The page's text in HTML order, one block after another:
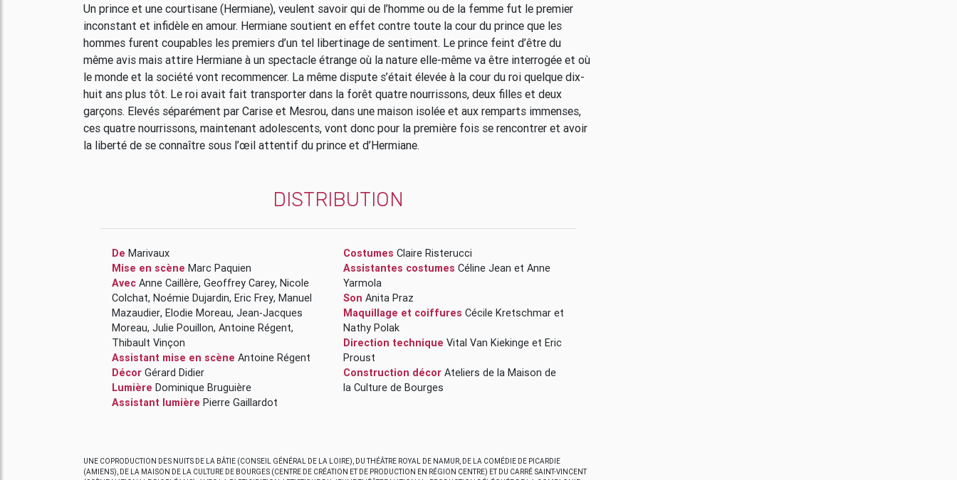
Un prince et une courtisane (Hermiane), veulent savoir qui de l’homme ou de la femme fut le premier
inconstant et infidèle en amour. Hermiane soutient en effet contre toute la cour du prince que les
hommes furent coupables les premiers d’un tel libertinage de sentiment. Le prince feint d’être du
même avis mais attire Hermiane à un spectacle étrange où la nature elle-même va être interrogée et où
le monde et la société vont recommencer. La même dispute s’était élevée à la cour du roi quelque dix-
huit ans plus tôt. Le roi avait fait transporter dans la forêt quatre nourrissons, deux filles et deux
garçons. Elevés séparément par Carise et Mesrou, dans une maison isolée et aux remparts immenses,
ces quatre nourrissons, maintenant adolescents, vont donc pour la première fois se rencontrer et avoir
la liberté de se connaître sous l’œil attentif du prince et d’Hermiane.
DISTRIBUTION
De Marivaux
Mise en scène Marc Paquien
Avec Anne Caillère, Geoffrey Carey, Nicole
Colchat, Noémie Dujardin, Eric Frey, Manuel
Mazaudier, Elodie Moreau, Jean-Jacques
Moreau, Julie Pouillon, Antoine Régent,
Thibault Vinçon
Assistant mise en scène Antoine Régent
Décor Gérard Didier
Lumière Dominique Bruguière
Assistant lumière Pierre Gaillardot
Costumes Claire Risterucci
Assistantes costumes Céline Jean et Anne
Yarmola
Son Anita Praz
Maquillage et coiffures Cécile Kretschmaret
Nathy Polak
Direction technique Vital Van Kiekingeet Eric
Proust
Construction décor Ateliers de la Maison de
la Culture de Bourges
UNE COPRODUCTION DES NUITS DE LA BÂTIE (CONSEIL GÉNÉRAL DE LA LOIRE), DU THÉÂTRE ROYAL DE NAMUR, DE LA COMÉDIE DE PICARDIE
(AMIENS), DE LA MAISON DE LA CULTURE DE BOURGES (CENTRE DE CRÉATION ET DE PRODUCTION EN RÉGION CENTRE) ET DU CARRÉ SAINT-VINCENT